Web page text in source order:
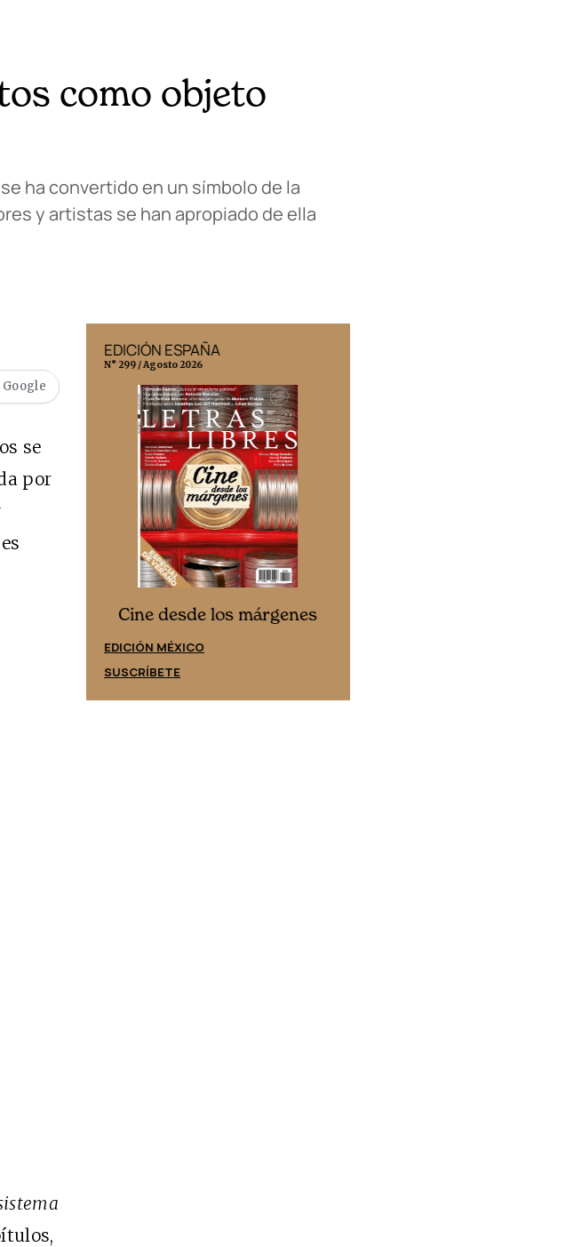
como objeto
ha convertido en un símbolo de la
y artistas se han apropiado de ella
se
por
EDICIÓN ESPAÑA
N° 299 / Agosto 2026
Cine desde los márgenes
EDICIÓN MÉXICO
SUSCRÍBETE